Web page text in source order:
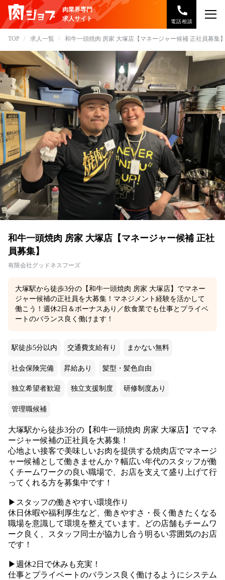
肉業界専門
求人サイト
電話相談
TOP 求人一覧 和牛一頭焼肉 房家 大塚店【マネージャー候補 正社員募集
和牛一頭焼肉 房家 大塚店【マネージャー候補 正社
員募集】
有限会社グッドネスフーズ
大塚駅から徒歩3分の【和牛一頭焼肉 房家 大塚店】でマネー
ジャー候補の正社員を大募集！マネジメント経験を活かして
働こう！週休2日＆ボーナスあり／飲食業でも仕事とプライベ
ートのバランス良く働けます！
駅徒歩5分以内 交通費支給有り まかない無料
社会保険完備 昇給あり 髪型・髪色自由
独立希望者歓迎 独立支援制度 研修制度あり
管理職候補
大塚駅から徒歩3分の【和牛一頭焼肉 房家 大塚店】でマネ
ージャー候補の正社員を大募集！
心地よい接客で美味しいお肉を提供する焼肉店でマネージ
ャー候補として働きませんか？幅広い年代のスタッフが働
くチームワークの良い職場で、お店を支えて盛り上げて行
ってくれる方を募集中です！
▶︎スタッフの働きやすい環境作り
休日休暇や福利厚生など、働きやすさ・長く働きたくなる
職場を意識して環境を整えています。どの店舗もチームワ
ーク良く、スタッフ同士が協力し合う明るい雰囲気のお店
です！
▶︎週休2日で休みも充実！
仕事とプライベートのバランス良く働けるようにシステム